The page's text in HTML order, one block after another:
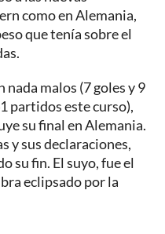
como en Alemania,
que tenía sobre el
malos (7 goles y 9
partidos este curso),
su final en Alemania.
y sus declaraciones,
su fin. El suyo, fue el
eclipsado por la